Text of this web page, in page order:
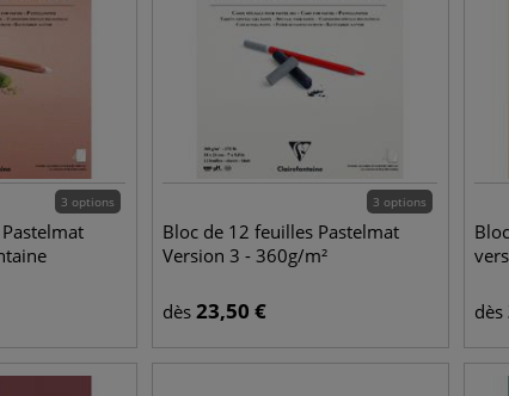
3 options 3 options
Bloc de 12 feuilles Pastelmat
Version 3 - 360g/m²
dès 23,50 € dès